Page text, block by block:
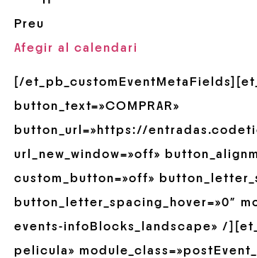
Preu
Afegir al calendari
[/
button_text=»COMPRAR»
button_url=»https://
url_new_window=»off»
custom_button=»off»
button_letter_spacing_hover=»0″
events-infoBlocks_landscape» /
pelicula»